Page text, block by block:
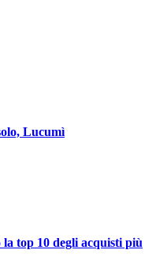
Lucumì
top 10 degli acquisti più